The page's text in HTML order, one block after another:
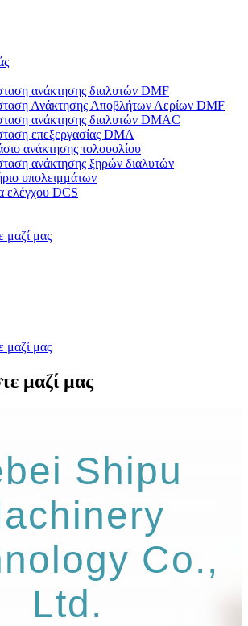
ανάκτησης διαλυτών DMF
Ανάκτησης Αποβλήτων Αερίων DMF
ανάκτησης διαλυτών DMAC
επεξεργασίας DMA
ανάκτησης τολουολίου
ανάκτησης ξηρών διαλυτών
υπολειμμάτων
ελέγχου DCS
μαζί μας
μαζί μας
μαζί μας
Shipu
Co.,
Ltd.